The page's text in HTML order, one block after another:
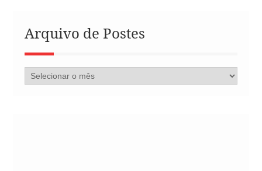
Arquivo de Postes
Arquivo
de